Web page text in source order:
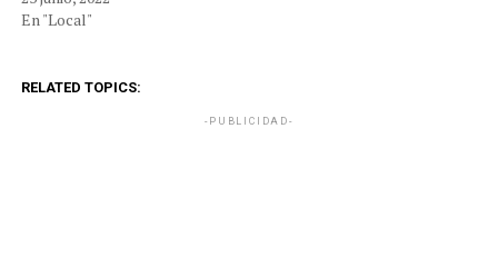
En "Local"
RELATED TOPICS:
-PUBLICIDAD-